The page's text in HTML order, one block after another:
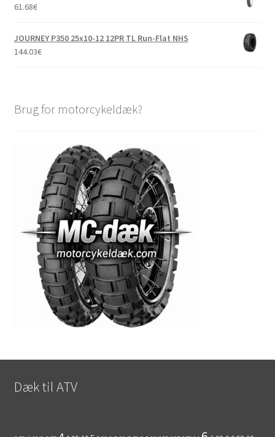
61.68€
JOURNEY P350 25x10-12 12PR TL Run-Flat NHS
144.03€
Brug for motorcykeldæk?
Dæk til ATV